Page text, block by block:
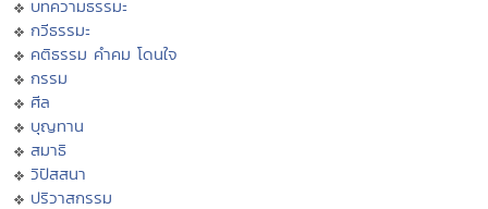
บทความธรรมะ
กวีธรรมะ
คติธรรม คำคม โดนใจ
กรรม
ศีล
บุญทาน
สมาธิ
วิปัสสนา
ปริวาสกรรม